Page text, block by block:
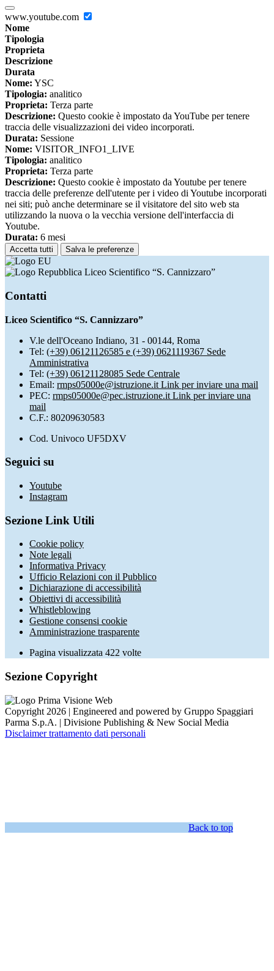
www.youtube.com
Nome
Tipologia
Proprieta
Descrizione
Durata
Nome: YSC
Tipologia: analitico
Proprieta: Terza parte
Descrizione: Questo cookie è impostato da YouTube per tenere
traccia delle visualizzazioni dei video incorporati.
Durata: Sessione
Nome: VISITOR_INFO1_LIVE
Tipologia: analitico
Proprieta: Terza parte
Descrizione: Questo cookie è impostato da Youtube per tenere
traccia delle preferenze dell'utente per i video di Youtube incorporati
nei siti; può anche determinare se il visitatore del sito web sta
utilizzando la nuova o la vecchia versione dell'interfaccia di
Youtube.
Durata: 6 mesi
Accetta tutti Salva le preferenze
Liceo Scientifico “S. Cannizzaro”
Contatti
Liceo Scientifico “S. Cannizzaro”
V.le dell'Oceano Indiano, 31 - 00144, Roma
Tel: (+39) 06121126585 e (+39) 0621119367 Sede
Amministrativa
Tel: (+39) 06121128085 Sede Centrale
Email: rmps05000e@istruzione.it Link per inviare una mail
PEC: rmps05000e@pec.istruzione.it Link per inviare una
mail
C.F.: 80209630583
Cod. Univoco UF5DXV
Seguici su
Youtube
Instagram
Sezione Link Utili
Cookie policy
Note legali
Informativa Privacy
Ufficio Relazioni con il Pubblico
Dichiarazione di accessibilità
Obiettivi di accessibilità
Whistleblowing
Gestione consensi cookie
Amministrazione trasparente
Pagina visualizzata 422 volte
Sezione Copyright
Copyright 2026 | Engineered and powered by Gruppo Spaggiari
Parma S.p.A. | Divisione Publishing & New Social Media
Disclaimer trattamento dati personali
Back to top